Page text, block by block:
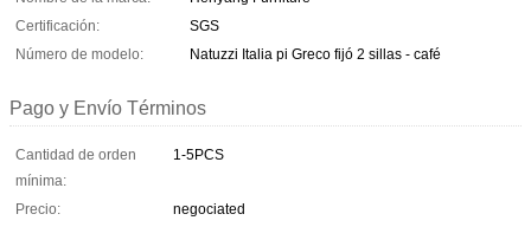
Certificación:
SGS
Número de modelo:
Natuzzi Italia pi Greco fijó 2 sillas - café
Pago y Envío Términos
Cantidad de orden
mínima:
1-5PCS
Precio:
negociated